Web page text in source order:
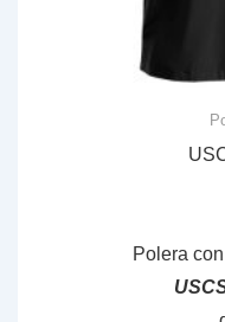
Polera